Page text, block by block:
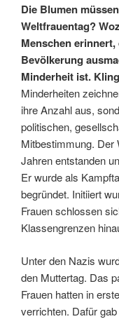
Die Blumen
Weltfrauentag?
Menschen
Bevölkerung
Minderheit ist.
Minderheiten
ihre Anzahl aus,
politischen,
Mitbestimmung. Der
Jahren entstanden
Er wurde als
begründet. Initiiert
Frauen schlossen
Klassengrenzen
Unter den Nazis
den Muttertag. Das
Frauen hatten in
verrichten. Dafür